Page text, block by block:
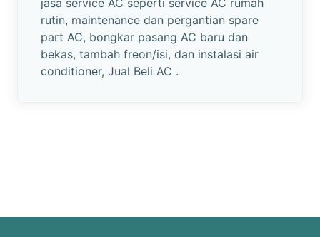
jasa service AC seperti service AC rumah
rutin, maintenance dan pergantian spare
part AC, bongkar pasang AC baru dan
bekas, tambah freon/isi, dan instalasi air
conditioner, Jual Beli AC .